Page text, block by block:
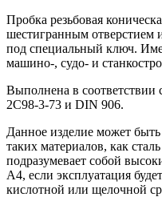
Пробка резьбовая
шестигранным отверстием
под специальный ключ.
машино-, судо- и
Выполнена в
2С98-3-73 и DIN 906.
Данное изделие может
таких материалов, как
подразумевает собой
А4, если эксплуатация
кислотной или щелочной